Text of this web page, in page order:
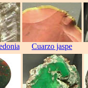
Cuarzo jaspe